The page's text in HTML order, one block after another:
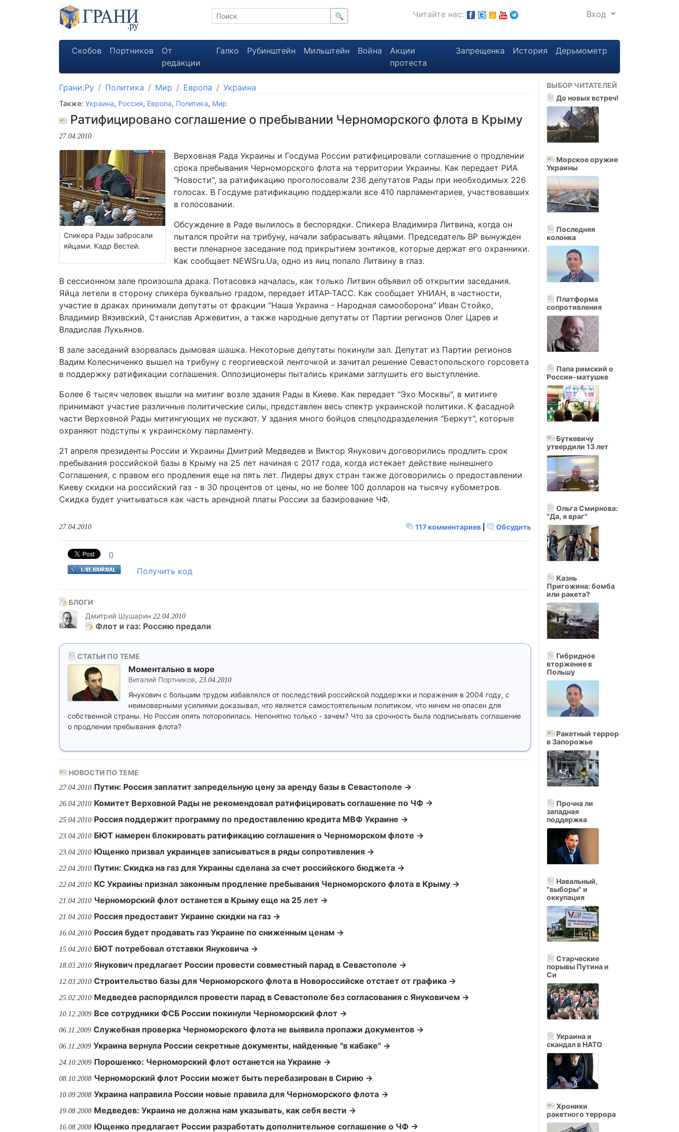
🔍 Читайте нас: Вход
Скобов Портников
От
редакции
Галко Рубинштейн Мильштейн Война
Акции
протеста
Запрещенка История Дерьмометр
Грани.Ру Политика Мир Европа Украина
Также: Украина, Россия, Европа, Политика, Мир
Ратифицировано соглашение о пребывании Черноморского флота в Крыму
27.04.2010
Спикера Рады забросали
яйцами. Кадр Вестей.
Верховная Рада Украины и Госдума России ратифицировали соглашение о продлении
срока пребывания Черноморского флота на территории Украины. Как передает РИА
"Новости", за ратификацию проголосовали 236 депутатов Рады при необходимых 226
голосах. В Госдуме ратификацию поддержали все 410 парламентариев, участвовавших
в голосовании.
Обсуждение в Раде вылилось в беспорядки. Спикера Владимира Литвина, когда он
пытался пройти на трибуну, начали забрасывать яйцами. Председатель ВР вынужден
вести пленарное заседание под прикрытием зонтиков, которые держат его охранники.
Как сообщает NEWSru.Ua, одно из яиц попало Литвину в глаз.
В сессионном зале произошла драка. Потасовка началась, как только Литвин объявил об открытии заседания.
Яйца летели в сторону спикера буквально градом, передает ИТАР-ТАСС. Как сообщает УНИАН, в частности,
участие в драках принимали депутаты от фракции "Наша Украина - Народная самооборона" Иван Стойко,
Владимир Вязивский, Станислав Аржевитин, а также народные депутаты от Партии регионов Олег Царев и
Владислав Лукьянов.
В зале заседаний взорвалась дымовая шашка. Некоторые депутаты покинули зал. Депутат из Партии регионов
Вадим Колесниченко вышел на трибуну с георгиевской ленточкой и зачитал решение Севастопольского горсовета
в поддержку ратификации соглашения. Оппозиционеры пытались криками заглушить его выступление.
Более 6 тысяч человек вышли на митинг возле здания Рады в Киеве. Как передает "Эхо Москвы", в митинге
принимают участие различные политические силы, представлен весь спектр украинской политики. К фасадной
части Верховной Рады митингующих не пускают. У здания много бойцов спецподразделения "Беркут", которые
охраняют подступы к украинскому парламенту.
21 апреля президенты России и Украины Дмитрий Медведев и Виктор Янукович договорились продлить срок
пребывания российской базы в Крыму на 25 лет начиная с 2017 года, когда истекает действие нынешнего
Соглашения, с правом его продления еще на пять лет. Лидеры двух стран также договорились о предоставлении
Киеву скидки на российский газ - в 30 процентов от цены, но не более 100 долларов на тысячу кубометров.
Скидка будет учитываться как часть арендной платы России за базирование ЧФ.
117 комментариев Обсудить
27.04.2010
0
Получить код
БЛОГИ
Дмитрий Шушарин 22.04.2010
Флот и газ: Россию предали
СТАТЬИ ПО ТЕМЕ
Моментально в море
Виталий Портников, 23.04.2010
Янукович с большим трудом избавлялся от последствий российской поддержки и поражения в 2004 году, с
неимоверными усилиями доказывал, что является самостоятельным политиком, что ничем не опасен для
собственной страны. Но Россия опять поторопилась. Непонятно только - зачем? Что за срочность была подписывать соглашение
о продлении пребывания флота?
НОВОСТИ ПО ТЕМЕ
27.04.2010 Путин: Россия заплатит запредельную цену за аренду базы в Севастополе →
26.04.2010 Комитет Верховной Рады не рекомендовал ратифицировать соглашение по ЧФ →
25.04.2010 Россия поддержит программу по предоставлению кредита МВФ Украине →
23.04.2010 БЮТ намерен блокировать ратификацию соглашения о Черноморском флоте →
23.04.2010 Ющенко призвал украинцев записываться в ряды сопротивления →
22.04.2010 Путин: Скидка на газ для Украины сделана за счет российского бюджета →
22.04.2010 КС Украины признал законным продление пребывания Черноморского флота в Крыму →
21.04.2010 Черноморский флот останется в Крыму еще на 25 лет →
21.04.2010 Россия предоставит Украине скидки на газ →
16.04.2010 Россия будет продавать газ Украине по сниженным ценам →
15.04.2010 БЮТ потребовал отставки Януковича →
18.03.2010 Янукович предлагает России провести совместный парад в Севастополе →
12.03.2010 Строительство базы для Черноморского флота в Новороссийске отстает от графика →
25.02.2010 Медведев распорядился провести парад в Севастополе без согласования с Януковичем →
10.12.2009 Все сотрудники ФСБ России покинули Черноморский флот →
06.11.2009 Служебная проверка Черноморского флота не выявила пропажи документов →
06.11.2009 Украина вернула России секретные документы, найденные "в кабаке" →
24.10.2009 Порошенко: Черноморский флот останется на Украине →
08.10.2008 Черноморский флот России может быть перебазирован в Сирию →
10.09.2008 Украина направила России новые правила для Черноморского флота →
19.08.2008 Медведев: Украина не должна нам указывать, как себя вести →
16.08.2008 Ющенко предлагает России разработать дополнительное соглашение о ЧФ →
ВЫБОР ЧИТАТЕЛЕЙ
До новых встреч!
Морское оружие
Украины
Последняя
колонка
Платформа
сопротивления
Папа римский о
России-матушке
Буткевичу
утвердили 13 лет
Ольга Смирнова:
"Да, я враг"
Казнь
Пригожина: бомба
или ракета?
Гибридное
вторжение в
Польшу
Ракетный террор
в Запорожье
Прочна ли
западная
поддержка
Навальный,
"выборы" и
оккупация
Старческие
порывы Путина и
Си
Украина и
скандал в НАТО
Хроники
ракетного террора